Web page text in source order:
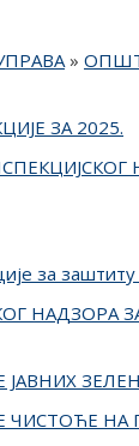
»
ЗА 2025.
за
НАДЗОРА